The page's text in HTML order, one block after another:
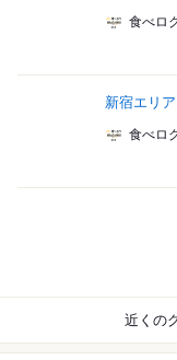
食べロ
新宿エリ
食べロ
近くの